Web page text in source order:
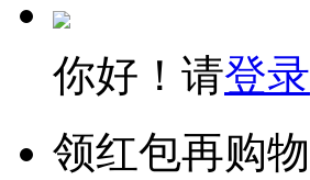
你好！请登录
领红包再购物